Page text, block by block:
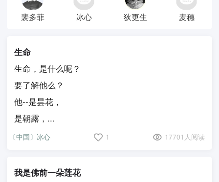
裴多菲 冰心 狄更生 麦穗
生命
生命，是什么呢？
要了解他么？
他--是昙花，
是朝露，...
〔中国〕冰心 1 17701人阅读
我是佛前一朵莲花